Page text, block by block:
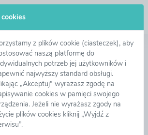
z plików cookie (ciasteczek), aby
naszą platformę do
potrzeb jej użytkowników i
najwyższy standard obsługi.
„Akceptuj” wyrażasz zgodę na
cookies w pamięci swojego
Jeżeli nie wyrażasz zgody na
plików cookies kliknij „Wyjdź z
platformy eB2B
arkuszy programu Excel